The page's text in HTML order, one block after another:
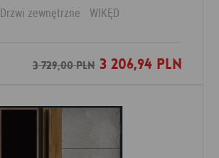
Drzwi zewnętrzne WIKĘD
3 729,00 PLN3 206,94 PLN
Dodaj do ulubionych